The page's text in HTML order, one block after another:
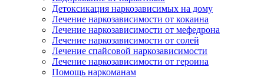
Детоксикация наркозависимых на дому
Лечение наркозависимости от кокаина
Лечение наркозависимости от мефедрона
Лечение наркозависимости от солей
Лечение спайсовой наркозависимости
Лечение наркозависимости от героина
Помощь наркоманам